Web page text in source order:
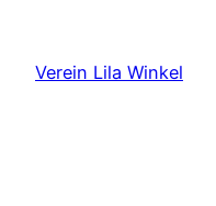
springen
Verein Lila Winkel